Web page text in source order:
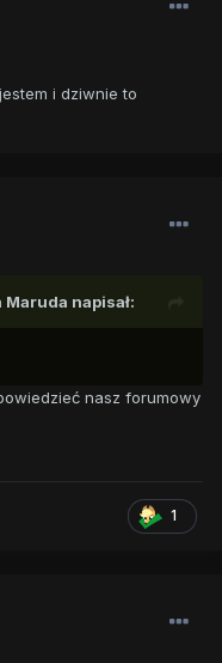
i dziwnie to
Maruda napisał:
nasz forumowy
1